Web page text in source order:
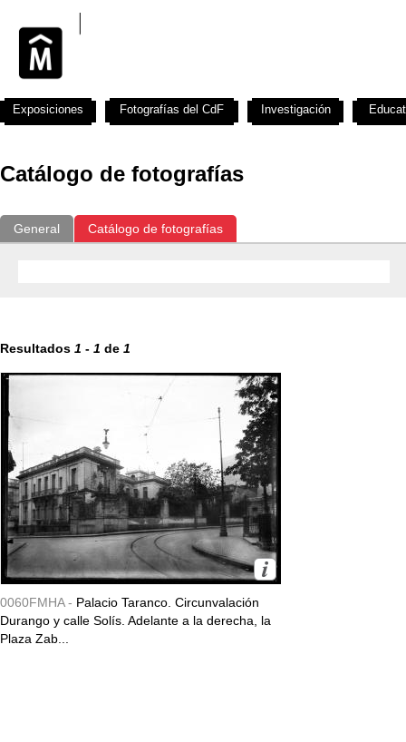
Catálogo de fotografías
General Catálogo de fotografías
Resultados 1 - 1 de 1
0060FMHA - Palacio Taranco. Circunvalación
Durango y calle Solís. Adelante a la derecha, la
Plaza Zab...
Exposiciones Fotografías del CdF Investigación